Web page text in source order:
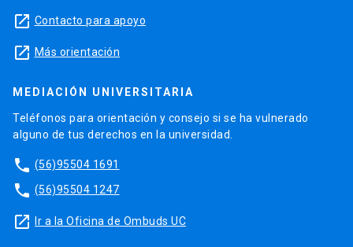
launch Contacto para apoyo
launch Más orientación
MEDIACIÓN UNIVERSITARIA
Teléfonos para orientación y consejo si se ha vulnerado
alguno de tus derechos en la universidad.
phone (56)95504 1691
phone (56)95504 1247
launch Ir a la Oficina de Ombuds UC